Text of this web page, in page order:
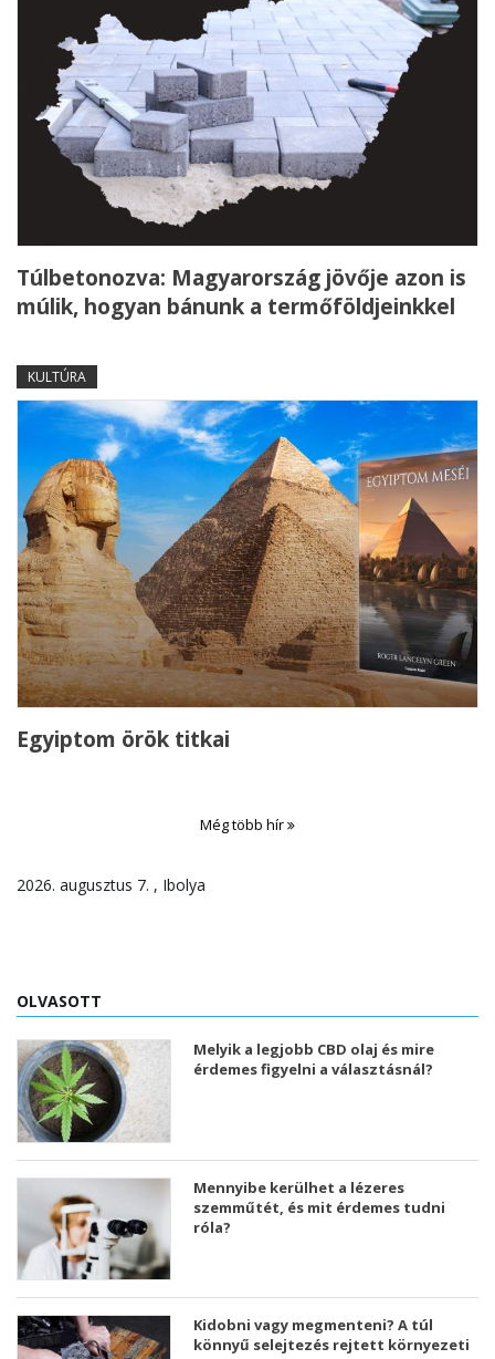
Túlbetonozva: Magyarország jövője azon is
múlik, hogyan bánunk a termőföldjeinkkel
KULTÚRA
Egyiptom örök titkai
Még több hír
2026. augusztus 7. , Ibolya
OLVASOTT
Melyik a legjobb CBD olaj és mire
érdemes figyelni a választásnál?
Mennyibe kerülhet a lézeres
szemműtét, és mit érdemes tudni
róla?
Kidobni vagy megmenteni? A túl
könnyű selejtezés rejtett környezeti